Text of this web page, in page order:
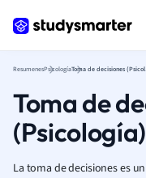
ResumenesPsicología
Toma de
(Psicología)
La toma de decisiones es